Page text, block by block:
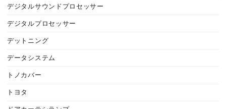
デジタルサウンドプロセッサー
デジタルプロセッサー
デットニング
データシステム
トノカバー
トヨタ